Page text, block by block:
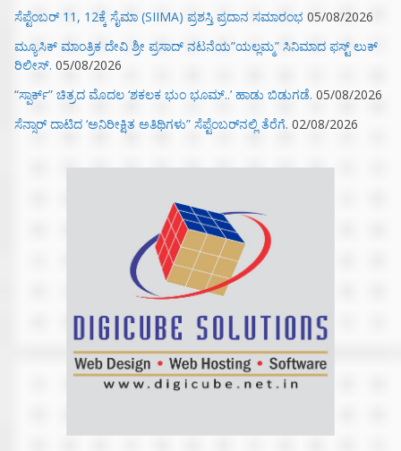
ಸೆಪ್ಟೆಂಬರ್ 11, 12ಕ್ಕೆ ಸೈಮಾ (SIIMA) ಪ್ರಶಸ್ತಿ ಪ್ರದಾನ ಸಮಾರಂಭ 05/08/2026
ಮ್ಯೂಸಿಕ್‌ ಮಾಂತ್ರಿಕ ದೇವಿ ಶ್ರೀ ಪ್ರಸಾದ್ ನಟನೆಯ”ಯಲ್ಲಮ್ಮ” ಸಿನಿಮಾದ ಫಸ್ಟ್‌ ಲುಕ್‌
ರಿಲೀಸ್. 05/08/2026
“ಸ್ಪಾರ್ಕ್” ಚಿತ್ರದ ಮೊದಲ‌ ‘ಶಕಲಕ ಭುಂ‌ ಭೂಮ್..’ ಹಾಡು ಬಿಡುಗಡೆ. 05/08/2026
ಸೆನ್ಸಾರ್ ದಾಟಿದ ‘ಅನಿರೀಕ್ಷಿತ ಅತಿಥಿಗಳು” ಸೆಪ್ಟೆಂಬರ್‌ನಲ್ಲಿ ತೆರೆಗೆ. 02/08/2026